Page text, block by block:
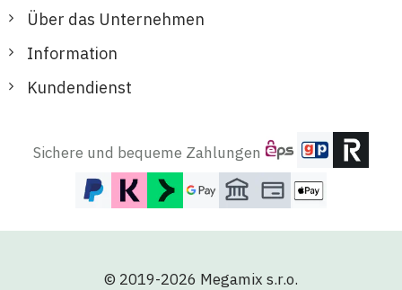
Über das Unternehmen
Information
Kundendienst
Sichere und bequeme Zahlungen
© 2019-2026 Megamix s.r.o.